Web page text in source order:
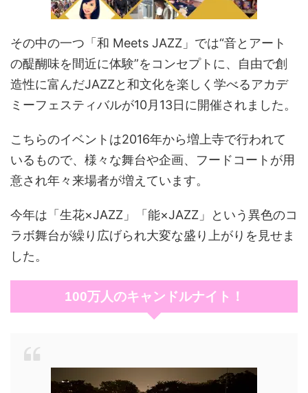
その中の一つ「和 Meets JAZZ」では“音とアート
の醍醐味を間近に体験”をコンセプトに、自由で創
造性に富んだJAZZと和文化を楽しく学べるアカデ
ミーフェスティバルが10月13日に開催されました。
こちらのイベントは2016年から増上寺で行われて
いるもので、様々な舞台や企画、フードコートが用
意され年々来場者が増えています。
今年は「生花×JAZZ」「能×JAZZ」という異色のコ
ラボ舞台が繰り広げられ大変な盛り上がりを見せま
した。
100万人のキャンドルナイト！